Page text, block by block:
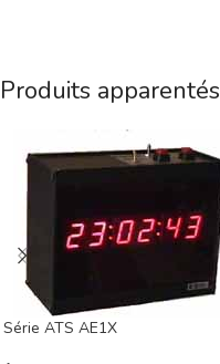
Produits apparentés
Série ATS AE1X